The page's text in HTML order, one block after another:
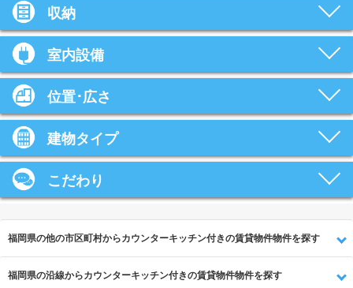
収納
室内設備
位置･広さ
建物タイプ
こだわり
福岡県の他の市区町村からカウンターキッチン付きの賃貸物件物件を探す
福岡県の沿線からカウンターキッチン付きの賃貸物件物件を探す